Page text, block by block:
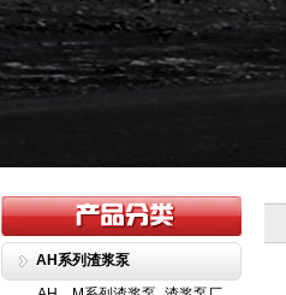
AH系列渣浆泵